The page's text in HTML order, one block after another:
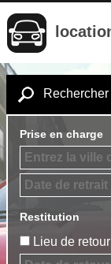
Prise en charge
Restitution
Lieu de